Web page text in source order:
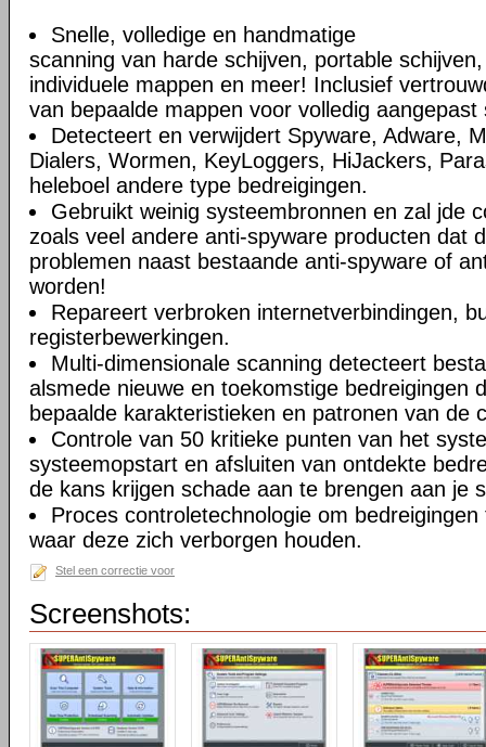
Snelle, volledige en handmatige
scanning van harde schijven, portable
individuele mappen en meer! Inclusief
van bepaalde mappen voor volledig aangepast
Detecteert en verwijdert Spyware, Adware,
Dialers, Wormen, KeyLoggers, HiJackers,
heleboel andere type bedreigingen.
Gebruikt weinig systeembronnen en zal jde
zoals veel andere anti-spyware producten dat
problemen naast bestaande anti-spyware of
worden!
Repareert verbroken internetverbindingen,
registerbewerkingen.
Multi-dimensionale scanning detecteert
alsmede nieuwe en toekomstige bedreigingen
bepaalde karakteristieken en patronen van de
Controle van 50 kritieke punten van het
systeemopstart en afsluiten van ontdekte
de kans krijgen schade aan te brengen aan je
Proces controletechnologie om
waar deze zich verborgen houden.
Stel een correctie voor
Screenshots: